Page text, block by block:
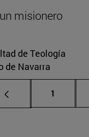
misionero
de Teología
de Navarra
Página
1